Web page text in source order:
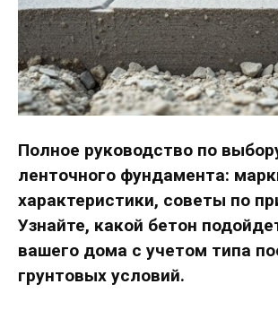
Полное руководство по
ленточного фундамента:
характеристики, советы по
Узнайте, какой бетон
вашего дома с учетом типа
грунтовых условий.